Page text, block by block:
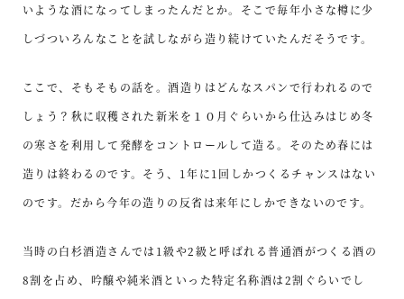
いような酒になってしまったんだとか。そこで毎年小さな樽に少
しづついろんなことを試しながら造り続けていたんだそうです。
ここで、そもそもの話を。酒造りはどんなスパンで行われるので
しょう？秋に収穫された新米を１０月ぐらいから仕込みはじめ冬
の寒さを利用して発酵をコントロールして造る。そのため春には
造りは終わるのです。そう、1年に1回しかつくるチャンスはない
のです。だから今年の造りの反省は来年にしかできないのです。
当時の白杉酒造さんでは1級や2級と呼ばれる普通酒がつくる酒の
8割を占め、吟醸や純米酒といった特定名称酒は2割ぐらいでし